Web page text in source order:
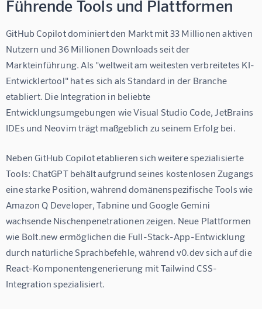
Führende Tools und Plattformen
GitHub Copilot dominiert den Markt mit 33 Millionen aktiven
Nutzern und 36 Millionen Downloads seit der
Markteinführung. Als "weltweit am weitesten verbreitetes KI-
Entwicklertool" hat es sich als Standard in der Branche
etabliert. Die Integration in beliebte
Entwicklungsumgebungen wie Visual Studio Code, JetBrains
IDEs und Neovim trägt maßgeblich zu seinem Erfolg bei.
Neben GitHub Copilot etablieren sich weitere spezialisierte
Tools: ChatGPT behält aufgrund seines kostenlosen Zugangs
eine starke Position, während domänenspezifische Tools wie
Amazon Q Developer, Tabnine und Google Gemini
wachsende Nischenpenetrationen zeigen. Neue Plattformen
wie Bolt.new ermöglichen die Full-Stack-App-Entwicklung
durch natürliche Sprachbefehle, während v0.dev sich auf die
React-Komponentengenerierung mit Tailwind CSS-
Integration spezialisiert.